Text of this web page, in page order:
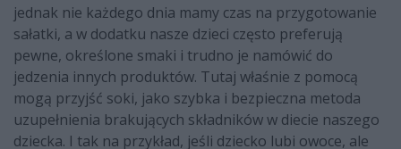
jednak nie każdego dnia mamy czas na przygotowanie
sałatki, a w dodatku nasze dzieci często preferują
pewne, określone smaki i trudno je namówić do
jedzenia innych produktów. Tutaj właśnie z pomocą
mogą przyjść soki, jako szybka i bezpieczna metoda
uzupełnienia brakujących składników w diecie naszego
dziecka. I tak na przykład, jeśli dziecko lubi owoce, ale